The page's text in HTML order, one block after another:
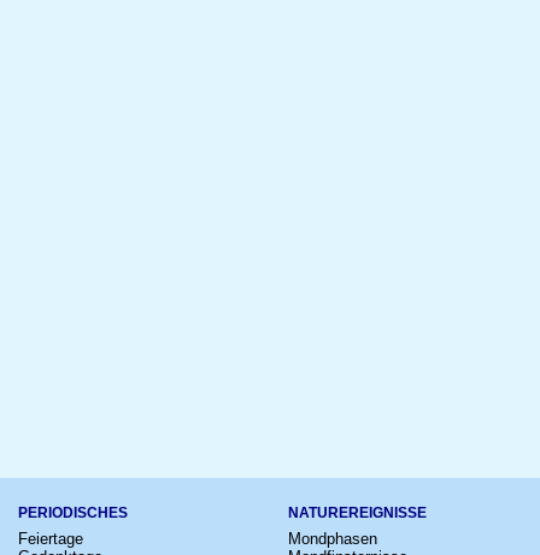
PERIODISCHES
Feiertage
NATUREREIGNISSE
Mondphasen